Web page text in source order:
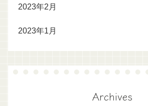
2023年2月
2023年1月
Archives